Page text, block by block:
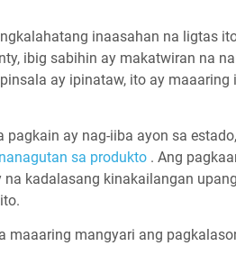
inaasahan na ligtas
ibig sabihin ay makatwiran na
ay ipinataw, ito ay
ay nag-iiba ayon sa
sa produkto . Ang
kadalasang kinakailangan
mangyari ang